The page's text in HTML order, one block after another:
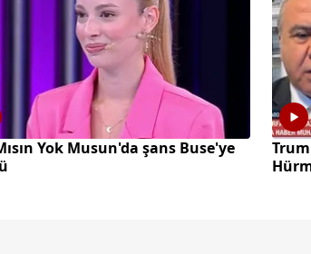
Yok Musun'da şans Buse'ye